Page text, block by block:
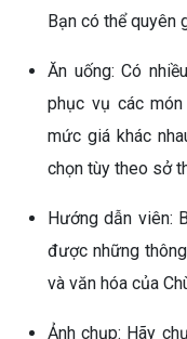
Bạn có thể quyên
Ăn uống: Có
phục vụ các
mức giá khác
chọn tùy theo sở
Hướng dẫn viên:
được những
và văn hóa của
Ảnh chụp: Hãy